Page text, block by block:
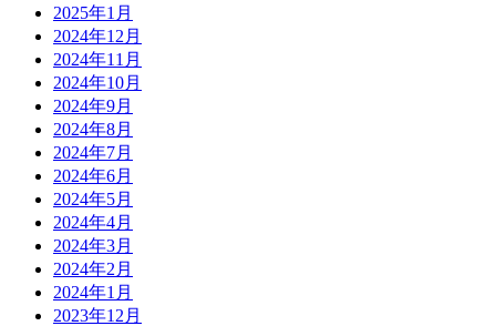
2025年1月
2024年12月
2024年11月
2024年10月
2024年9月
2024年8月
2024年7月
2024年6月
2024年5月
2024年4月
2024年3月
2024年2月
2024年1月
2023年12月